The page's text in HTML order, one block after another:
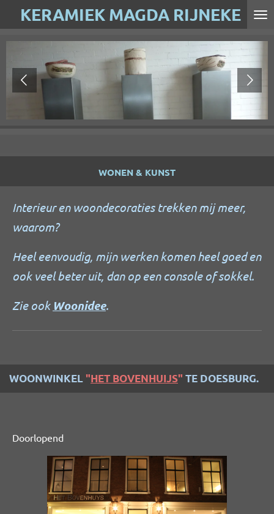
direct
hoofdinhoud
KERAMIEK MAGDA RIJNEKE
WONEN & KUNST
Interieur en woondecoraties trekken mij meer,
waarom?
Heel eenvoudig, mijn werken komen heel goed en
ook veel beter uit, dan op een console of sokkel.
Zie ook Woonidee.
WOONWINKEL"HET BOVENHUIJS" TE DOESBURG.
Doorlopend